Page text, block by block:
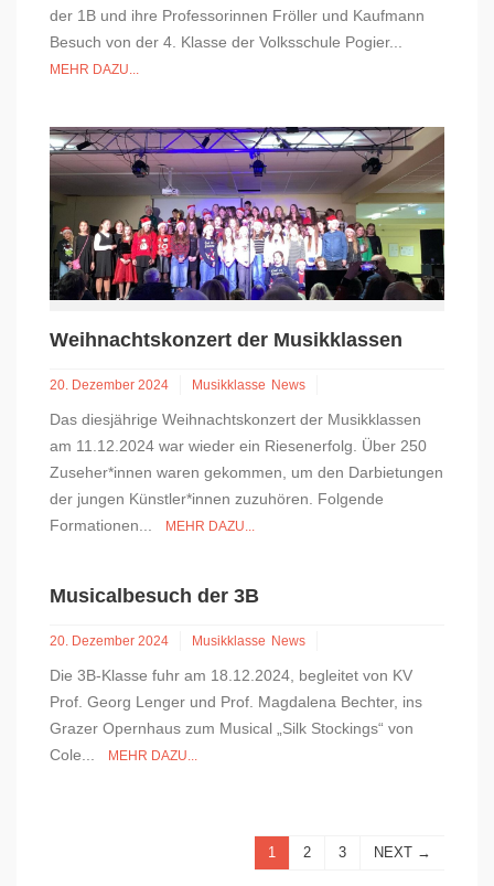
der 1B und ihre Professorinnen Fröller und Kaufmann
Besuch von der 4. Klasse der Volksschule Pogier...
MEHR DAZU...
Weihnachtskonzert der Musikklassen
20. Dezember 2024 Musikklasse News
Das diesjährige Weihnachtskonzert der Musikklassen
am 11.12.2024 war wieder ein Riesenerfolg. Über 250
Zuseher*innen waren gekommen, um den Darbietungen
der jungen Künstler*innen zuzuhören. Folgende
Formationen...
MEHR DAZU...
Musicalbesuch der 3B
20. Dezember 2024 Musikklasse News
Die 3B-Klasse fuhr am 18.12.2024, begleitet von KV
Prof. Georg Lenger und Prof. Magdalena Bechter, ins
Grazer Opernhaus zum Musical „Silk Stockings“ von
Cole...
MEHR DAZU...
1 2 3 NEXT →